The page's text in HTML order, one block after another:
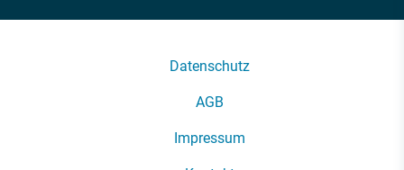
Datenschutz
AGB
Impressum